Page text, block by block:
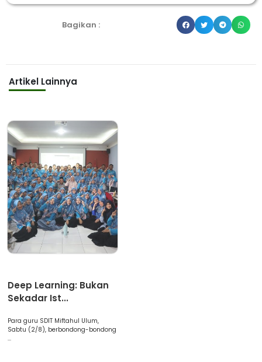
Bagikan :
Artikel Lainnya
Deep Learning: Bukan
Sekadar Ist...
Para guru SDIT Miftahul Ulum,
Sabtu (2/8), berbondong-bondong
...